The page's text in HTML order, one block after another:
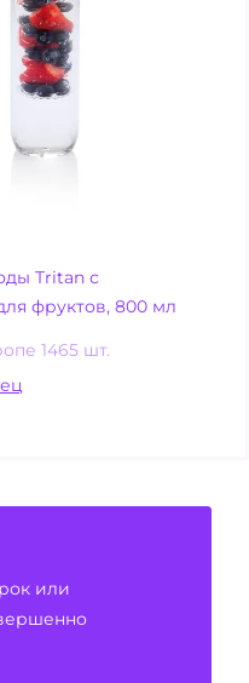
Tritan с
фруктов, 800 мл
1465 шт.
или